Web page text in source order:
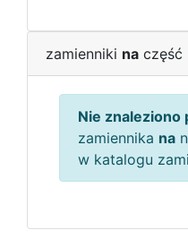
zamienniki na część
Nie znaleziono
zamiennika na
w katalogu